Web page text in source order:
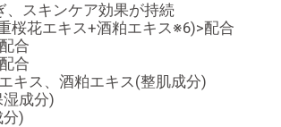
、スキンケア効果が持続
桜花エキス+酒粕エキス※6)>配合
合
合
キス、酒粕エキス(整肌成分)
成分)
)